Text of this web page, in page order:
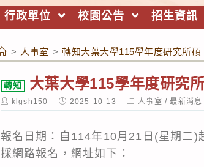
行政單位 校園公告 招生資訊
> 人事室 > 轉知大葉大學115學年度研究所
轉知 大葉大學115學年度研究
Post
author:
klgsh150
Post
published:
2025-10-13
Post
category:
人事室 / 最新消息
報名日期：自114年10月21日(星期二)
採網路報名，網址如下：